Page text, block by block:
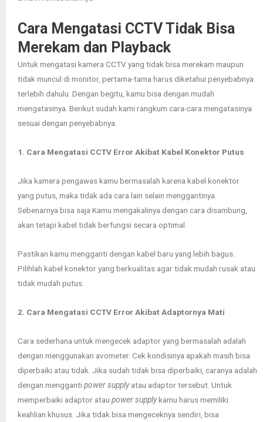
Cara Mengatasi CCTV Tidak Bisa
Merekam dan Playback
Untuk mengatasi kamera CCTV yang tidak bisa merekam maupun
tidak muncul di monitor, pertama-tama harus diketahui penyebabnya
terlebih dahulu. Dengan begitu, kamu bisa dengan mudah
mengatasinya. Berikut sudah kami rangkum cara-cara mengatasinya
sesuai dengan penyebabnya.
1. Cara Mengatasi CCTV Error Akibat Kabel Konektor Putus
Jika kamera pengawas kamu bermasalah karena kabel konektor
yang putus, maka tidak ada cara lain selain menggantinya.
Sebenarnya bisa saja Kamu mengakalinya dengan cara disambung,
akan tetapi kabel tidak berfungsi secara optimal.
Pastikan kamu mengganti dengan kabel baru yang lebih bagus.
Pilihlah kabel konektor yang berkualitas agar tidak mudah rusak atau
tidak mudah putus.
2. Cara Mengatasi CCTV Error Akibat Adaptornya Mati
Cara sederhana untuk mengecek adaptor yang bermasalah adalah
dengan menggunakan avometer. Cek kondisinya apakah masih bisa
diperbaiki atau tidak. Jika sudah tidak bisa diperbaiki, caranya adalah
dengan menggantipower supplyatau adaptor tersebut. Untuk
memperbaiki adaptor atau power supplykamu harus memiliki
keahlian khusus. Jika tidak bisa mengeceknya sendiri, bisa